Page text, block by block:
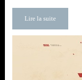
Lire la suite